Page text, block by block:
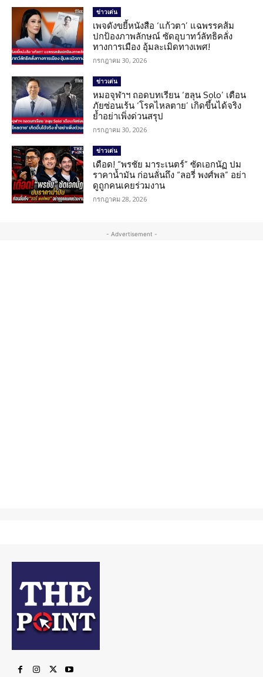
ข่าวเด่น
เพจดังขยี้หนังสือ ‘แก้วตา’ แฉพรรคส้ม
ปกป้องภาพลักษณ์ ซัดอุบาทว์ลัทธิคลั่ง
ทางการเมือง อุ้มละเมิดทางเพศ!
กรกฎาคม 30, 2026
ข่าวเด่น
หมอจุฬาฯ ถอดบทเรียน ‘ฮลุน Solo’ เตือน
ภัยซ่อนเร้น ‘โรคไหลตาย’ เกิดขึ้นได้จริง
ย้ำอย่าเพิ่งด่วนสรุป
กรกฎาคม 30, 2026
ข่าวเด่น
เดือด! “พรชัย มาระเนตร์” ซัดเอกนัฏ ปม
ราคาน้ำมัน ก่อนลั่นถึง “ลอรี่ พงศ์พล” อย่า
ดูถูกคนเคยร่วมงาน
กรกฎาคม 28, 2026
- Advertisement -